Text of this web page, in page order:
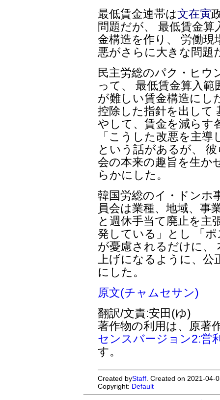
最低賃金連帯は文在寅
問題だが、 最低賃金
金構造を作り、 労働
悪がさらに大きな問題
民主労総のパク・ヒウ
って、 最低賃金算入
が難しい賃金構造にし
控除した指針を出して
やして、賃金を減らす
「こうした改悪を主
という話があるが、
会の本来の趣旨を生か
らかにした。
韓国労総のイ・ドンホ
員会は業種、地域、事
と週休手当て廃止を主
発している」とし 「
が憂慮されるだけに、
上げになるように、
にした。
原文(チャムセサン)
翻訳/文責:安田(ゆ)
著作物の利用は、原著
センスバージョン2:営
す。
Created byStaff . Created on 2021-
Copyright: Default